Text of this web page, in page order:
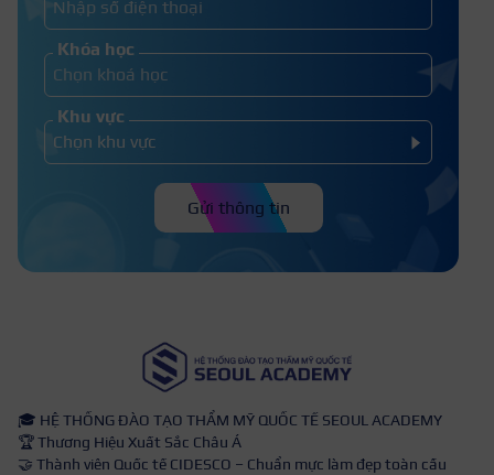
Khóa học
Khu vực
Gửi thông tin
🎓 HỆ THỐNG ĐÀO TẠO THẨM MỸ QUỐC TẾ SEOUL ACADEMY
🏆 Thương Hiệu Xuất Sắc Châu Á
🤝 Thành viên Quốc tế CIDESCO – Chuẩn mực làm đẹp toàn cầu